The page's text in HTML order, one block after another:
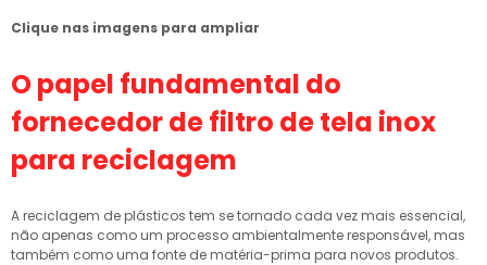
Clique nas imagens para ampliar
O papel fundamental do
fornecedor de filtro de tela inox
para reciclagem
A reciclagem de plásticos tem se tornado cada vez mais essencial,
não apenas como um processo ambientalmente responsável, mas
também como uma fonte de matéria-prima para novos produtos.